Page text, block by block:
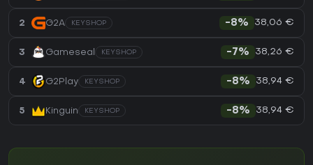
2 G2A KEYSHOP -8% 38,06 €
3 Gameseal KEYSHOP -7% 38,26 €
4 G2Play KEYSHOP -8% 38,94 €
5 Kinguin KEYSHOP -8% 38,94 €